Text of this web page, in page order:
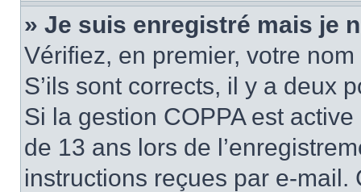
» Je suis enregistré mais je
Vérifiez, en premier, votre
S’ils sont corrects, il y a deux
Si la gestion COPPA est
de 13 ans lors de
instructions reçues par e-